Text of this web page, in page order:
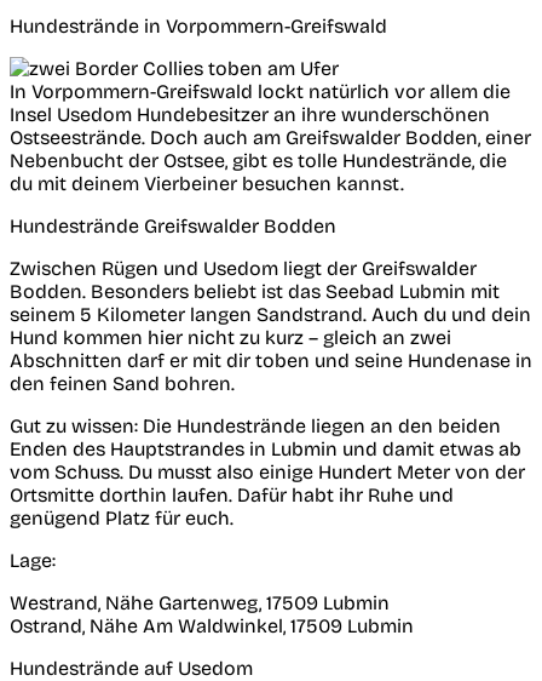
Hundestrände in Vorpommern-Greifswald
In Vorpommern-Greifswald lockt natürlich vor allem die
Insel Usedom Hundebesitzer an ihre wunderschönen
Ostseestrände. Doch auch am Greifswalder Bodden, einer
Nebenbucht der Ostsee, gibt es tolle Hundestrände, die
du mit deinem Vierbeiner besuchen kannst.
Hundestrände Greifswalder Bodden
Zwischen Rügen und Usedom liegt der Greifswalder
Bodden. Besonders beliebt ist das Seebad Lubmin mit
seinem 5 Kilometer langen Sandstrand. Auch du und dein
Hund kommen hier nicht zu kurz – gleich an zwei
Abschnitten darf er mit dir toben und seine Hundenase in
den feinen Sand bohren.
Gut zu wissen: Die Hundestrände liegen an den beiden
Enden des Hauptstrandes in Lubmin und damit etwas ab
vom Schuss. Du musst also einige Hundert Meter von der
Ortsmitte dorthin laufen. Dafür habt ihr Ruhe und
genügend Platz für euch.
Lage:
Westrand, Nähe Gartenweg, 17509 Lubmin
Ostrand, Nähe Am Waldwinkel, 17509 Lubmin
Hundestrände auf Usedom